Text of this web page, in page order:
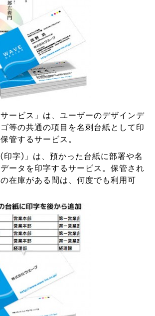
サービス」は、ユーザーのデザインデ
等の共通の項目を名刺台紙として印
管するサービス。
(印字)」は、預かった台紙に部署や名
ータを印字するサービス。保管され
在庫がある間は、何度でも利用可